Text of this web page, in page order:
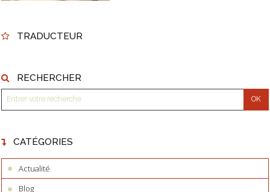
TRADUCTEUR
RECHERCHER
CATÉGORIES
Actualité
Blog